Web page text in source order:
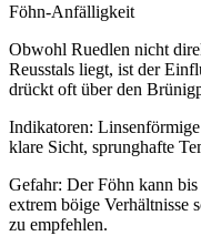
Föhn-Anfälligkeit
Obwohl Ruedlen nicht
Reusstals liegt, ist der
drückt oft über den
Indikatoren:
klare Sicht, sprunghafte
Gefahr: Der Föhn kann
extrem böige Verhältnisse
zu empfehlen.